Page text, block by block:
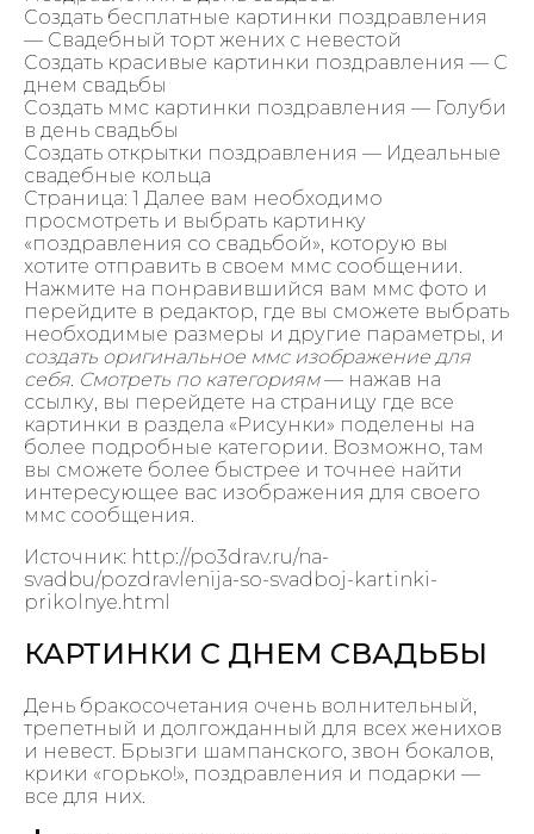
Создать бесплатные картинки поздравления
— Свадебный торт жених с невестой
Создать красивые картинки поздравления — С
днем свадьбы
Создать ммс картинки поздравления — Голуби
в день свадьбы
Создать открытки поздравления — Идеальные
свадебные кольца
Страница: 1 Далее вам необходимо
просмотреть и выбрать картинку
«поздравления со свадьбой», которую вы
хотите отправить в своем ммс сообщении.
Нажмите на понравившийся вам ммс фото и
перейдите в редактор, где вы сможете выбрать
необходимые размеры и другие параметры, и
создать оригинальное ммс изображение для
себя Смотреть по категориям— нажав на
ссылку, вы перейдете на страницу где все
картинки в раздела «Рисунки» поделены на
более подробные категории. Возможно, там
вы сможете более быстрее и точнее найти
интересующее вас изображения для своего
ммс сообщения.
Источник: http://po3drav.ru/na-
svadbu/pozdravlenija-so-svadboj-kartinki-
prikolnye.html
КАРТИНКИ С ДНЕМ СВАДЬБЫ
День бракосочетания очень волнительный,
трепетный и долгожданный для всех женихов
и невест. Брызги шампанского, звон бокалов,
крики «горько!», поздравления и подарки —
все для них.